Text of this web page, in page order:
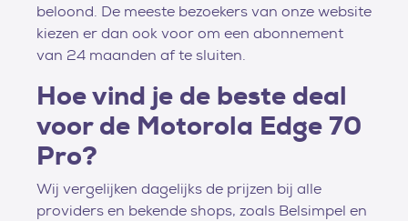
beloond. De meeste bezoekers van onze website
kiezen er dan ook voor om een abonnement
van 24 maanden af te sluiten.
Hoe vind je de beste deal
voor de Motorola Edge 70
Pro?
Wij vergelijken dagelijks de prijzen bij alle
providers en bekende shops, zoals Belsimpel en